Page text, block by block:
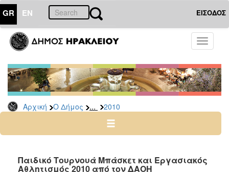
GR EN ΕΙΣΟΔΟΣ
Toggle
Αρχική Ο Δήμος ... 2010
ΔΗΜΟΣ
Δελτία
Τύπου
Αρχείο
2026
2024
2022
Παιδικό Τουρνουά Μπάσκετ και Εργασιακός
Αθλητισμός 2010 από τον ΔΑΟΗ